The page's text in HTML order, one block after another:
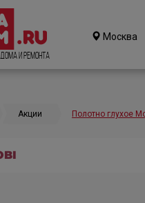
и ремонта
Москва
Акции Полотно глухое